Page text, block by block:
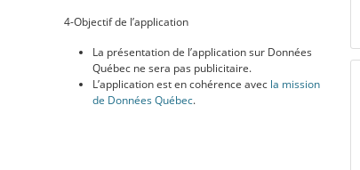
4-Objectif de l’application
La présentation de l’application sur Données
Québec ne sera pas publicitaire.
L’application est en cohérence avec la mission
de Données Québec.